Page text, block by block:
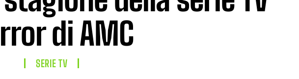
di AMC
SERIE TV